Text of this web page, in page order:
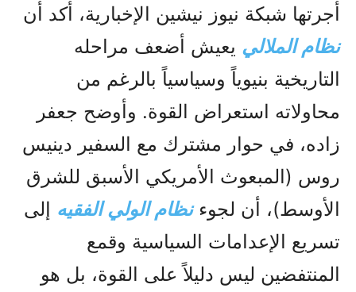
أجرتها شبكة نيوز نيشين الإخبارية، أکد أن
نظام الملالي يعيش أضعف مراحله
التاريخية بنيوياً وسياسياً بالرغم من
محاولاته استعراض القوة. وأوضح جعفر
زاده، في حوار مشترك مع السفير دينيس
روس (المبعوث الأمريكي الأسبق للشرق
الأوسط)، أن لجوءنظام الولي الفقيه إلى
تسریع الإعدامات السياسية وقمع
المنتفضين ليس دليلاً على القوة، بل هو